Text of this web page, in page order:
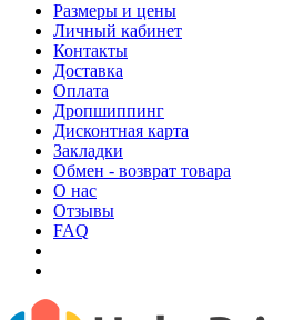
Размеры и цены
Личный кабинет
Контакты
Доставка
Оплата
Дропшиппинг
Дисконтная карта
Закладки
Обмен - возврат товара
О нас
Отзывы
FAQ